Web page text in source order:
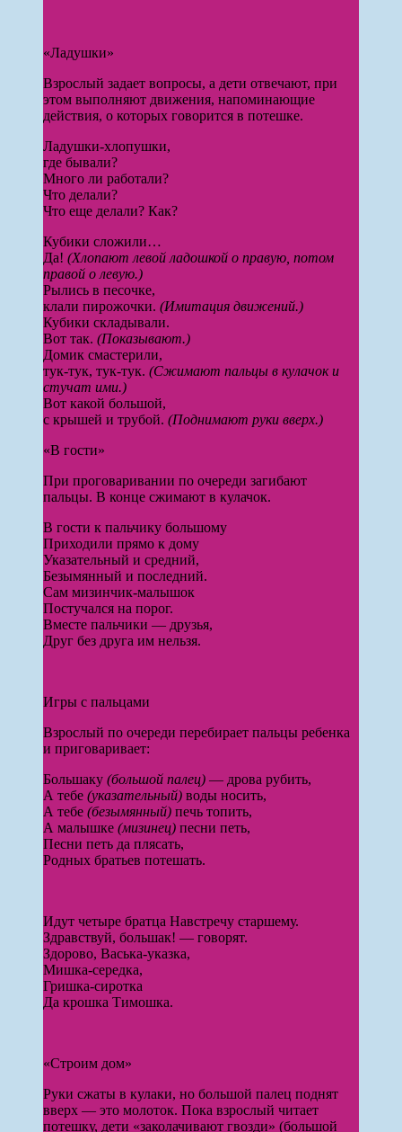
«Ладушки»
Взрослый задает вопросы, а дети отвечают, при
этом выполняют движения, напоминающие
действия, о которых говорится в потешке.
Ладушки-хлопушки,
где бывали?
Много ли работали?
Что делали?
Что еще делали? Как?
Кубики сложили…
Да! (Хлопают левой ладошкой о правую, потом
правой о левую.)
Рылись в песочке,
клали пирожочки. (Имитация движений.)
Кубики складывали.
Вот так. (Показывают.)
Домик смастерили,
тук-тук, тук-тук. (Сжимают пальцы в кулачок и
стучат ими.)
Вот какой большой,
с крышей и трубой. (Поднимают руки вверх.)
«В гости»
При проговаривании по очереди загибают
пальцы. В конце сжимают в кулачок.
В гости к пальчику большому
Приходили прямо к дому
Указательный и средний,
Безымянный и последний.
Сам мизинчик-малышок
Постучался на порог.
Вместе пальчики — друзья,
Друг без друга им нельзя.
Игры с пальцами
Взрослый по очереди перебирает пальцы ребенка
и приговаривает:
Большаку (большой палец) — дрова рубить,
А тебе (указательный) воды носить,
А тебе (безымянный) печь топить,
А малышке (мизинец) песни петь,
Песни петь да плясать,
Родных братьев потешать.
Идут четыре братца Навстречу старшему.
Здравствуй, большак! — говорят.
Здорово, Васька-указка,
Мишка-середка,
Гришка-сиротка
Да крошка Тимошка.
«Строим дом»
Руки сжаты в кулаки, но большой палец поднят
вверх — это молоток. Пока взрослый читает
потешку, дети «заколачивают гвозди» (большой